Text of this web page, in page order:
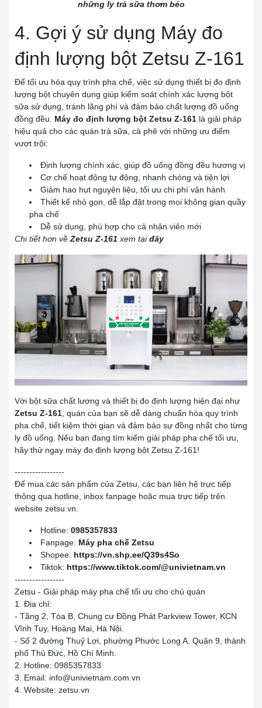
những ly trà sữa thơm béo
4. Gợi ý sử dụng Máy đo
định lượng bột Zetsu Z-161
Để tối ưu hóa quy trình pha chế, việc sử dụng thiết bị đo định
lượng bột chuyên dụng giúp kiểm soát chính xác lượng bột
sữa sử dụng, tránh lãng phí và đảm bảo chất lượng đồ uống
đồng đều. Máy đo định lượng bột Zetsu Z-161 là giải pháp
hiệu quả cho các quán trà sữa, cà phê với những ưu điểm
vượt trội:
Định lượng chính xác, giúp đồ uống đồng đều hương vị
Cơ chế hoạt động tự động, nhanh chóng và tiện lợi
Giảm hao hụt nguyên liệu, tối ưu chi phí vận hành
Thiết kế nhỏ gọn, dễ lắp đặt trong mọi không gian quầy
pha chế
Dễ sử dụng, phù hợp cho cả nhân viên mới
Chi tiết hơn về Zetsu Z-161 xem tạiđây
Với bột sữa chất lượng và thiết bị đo định lượng hiện đại như
Zetsu Z-161 , quán của bạn sẽ dễ dàng chuẩn hóa quy trình
pha chế, tiết kiệm thời gian và đảm bảo sự đồng nhất cho từng
ly đồ uống. Nếu bạn đang tìm kiếm giải pháp pha chế tối ưu,
hãy thử ngay máy đo định lượng bột Zetsu Z-161!
-----------------
Để mua các sản phẩm của Zetsu, các bạn liên hệ trực tiếp
thông qua hotline, inbox fanpage hoặc mua trực tiếp trên
website zetsu.vn.
Hotline: 0985357833
Fanpage: Máy pha chế Zetsu
Shopee: https://vn.shp.ee/Q39s4So
Tiktok: https://www.tiktok.com/@univietnam.vn
-----------------
Zetsu - Giải pháp máy pha chế tối ưu cho chủ quán
1. Địa chỉ:
- Tầng 2, Tòa B, Chung cư Đồng Phát Parkview Tower, KCN
Vĩnh Tuy, Hoàng Mai, Hà Nội.
- Số 2 đường Thuỷ Lợi, phường Phước Long A, Quận 9, thành
phố Thủ Đức, Hồ Chí Minh.
2. Hotline: 0985357833
3. Email: info@univietnam.com.vn
4. Website: zetsu.vn